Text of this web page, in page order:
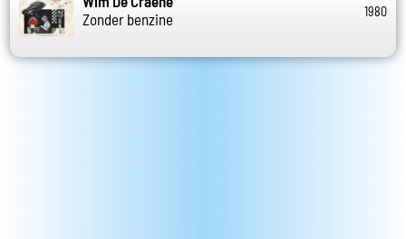
Zonder benzine
1980